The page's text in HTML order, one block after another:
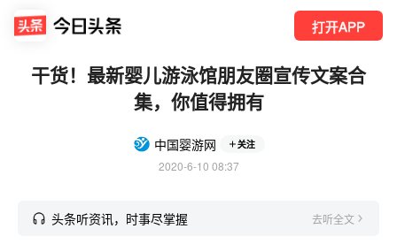
打开APP
干货！最新婴儿游泳馆朋友圈宣传文案合
集，你值得拥有
中国婴游网 关注
2020-6-10 08:37
头条听资讯，时事尽掌握 去听全文